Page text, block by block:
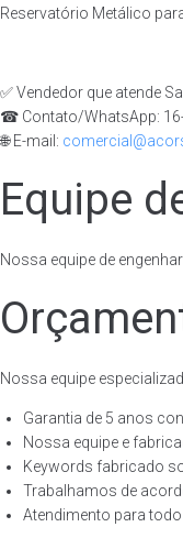
Reservatório Metálico
✅ Vendedor que atende
☎ Contato/WhatsApp:
🌐 E-mail:
Equipe
Nossa equipe de
Nossa equipe
Garantia de 5 anos
Nossa equipe e
Keywords fabricado
Trabalhamos de
Atendimento para todo